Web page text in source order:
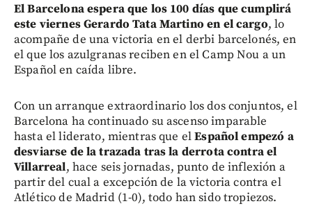
El Barcelona espera que los 100 días que cumplirá
este viernes Gerardo Tata Martino en el cargo, lo
acompañe de una victoria en el derbi barcelonés, en
el que los azulgranas reciben en el Camp Nou a un
Español en caída libre.
Con un arranque extraordinario los dos conjuntos, el
Barcelona ha continuado su ascenso imparable
hasta el liderato, mientras que elEspañol empezó a
desviarse de la trazada tras la derrota contra el
Villarreal, hace seis jornadas, punto de inflexión a
partir del cual a excepción de la victoria contra el
Atlético de Madrid (1-0), todo han sido tropiezos.